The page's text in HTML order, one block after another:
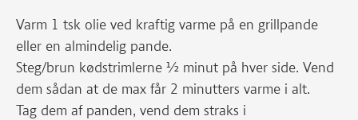
Varm 1 tsk olie ved kraftig varme på en grillpande
eller en almindelig pande.
Steg/brun kødstrimlerne ½ minut på hver side. Vend
dem sådan at de max får 2 minutters varme i alt.
Tag dem af panden, vend dem straks i